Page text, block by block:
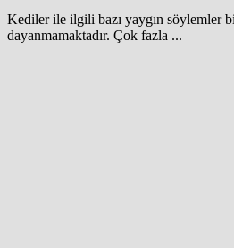
Kediler ile ilgili bazı yaygın söylemler
dayanmamaktadır. Çok fazla ...